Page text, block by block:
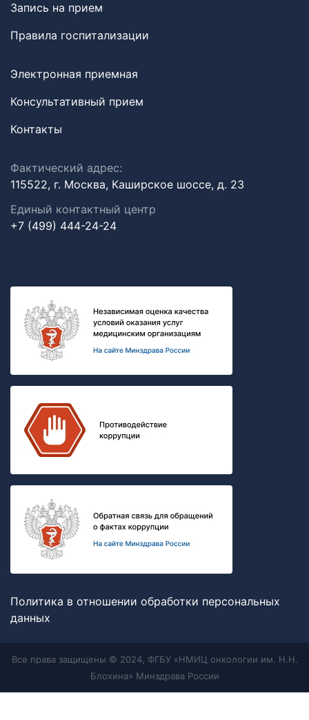
Запись на прием
Правила госпитализации
Электронная приемная
Консультативный прием
Контакты
Фактический адрес:
115522, г. Москва, Каширское шоссе, д. 23
Единый контактный центр
+7 (499) 444-24-24
Политика в отношении обработки персональных
данных
Все права защищены © 2024, ФГБУ «НМИЦ онкологии им. Н.Н.
Блохина» Минздрава России